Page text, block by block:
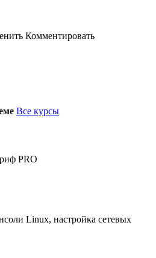
Комментировать
Все курсы
PRO
Linux, настройка сетевых